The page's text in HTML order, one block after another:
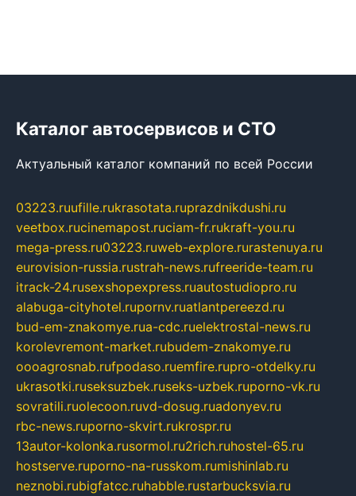
Каталог автосервисов и СТО
Актуальный каталог компаний по всей России
03223.ruufille.rukrasotata.ruprazdnikdushi.ru
veetbox.rucinemapost.ruciam-fr.rukraft-you.ru
mega-press.ru03223.ruweb-explore.rurastenuya.ru
eurovision-russia.rustrah-news.rufreeride-team.ru
itrack-24.rusexshopexpress.ruautostudiopro.ru
alabuga-cityhotel.rupornv.ruatlantpereezd.ru
bud-em-znakomye.rua-cdc.ruelektrostal-news.ru
korolevremont-market.rubudem-znakomye.ru
oooagrosnab.rufpodaso.ruemfire.rupro-otdelky.ru
ukrasotki.ruseksuzbek.ruseks-uzbek.ruporno-vk.ru
sovratili.ruolecoon.ruvd-dosug.ruadonyev.ru
rbc-news.ruporno-skvirt.rukrospr.ru
13autor-kolonka.rusormol.ru2rich.ruhostel-65.ru
hostserve.ruporno-na-russkom.rumishinlab.ru
neznobi.rubigfatcc.ruhabble.rustarbucksvia.ru